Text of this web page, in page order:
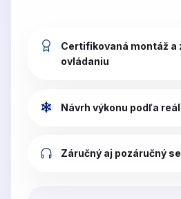
Certifikovaná montáž a
ovládaniu
Návrh výkonu podľa
Záručný aj pozáručný